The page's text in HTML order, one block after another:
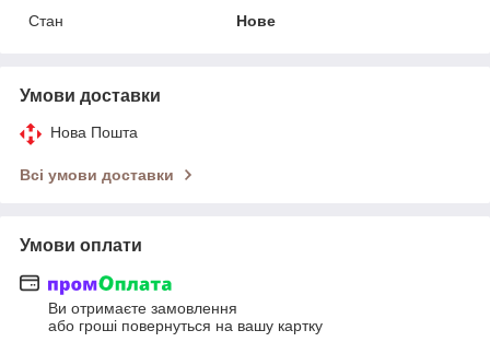
Стан
Нове
Умови доставки
Нова Пошта
Всі умови доставки
Умови оплати
Ви отримаєте замовлення
або гроші повернуться на вашу картку